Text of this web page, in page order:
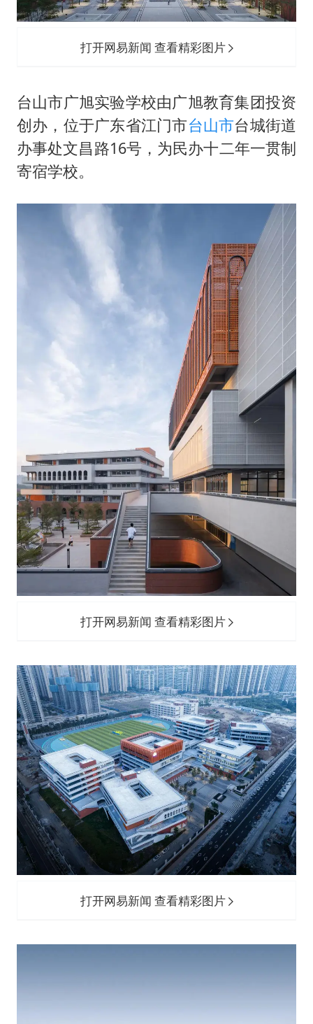
打开网易新闻 查看精彩图片
台山市广旭实验学校由广旭教育集团投资
创办，位于广东省江门市台山市台城街道
办事处文昌路16号，为民办十二年一贯制
寄宿学校。
打开网易新闻 查看精彩图片
打开网易新闻 查看精彩图片